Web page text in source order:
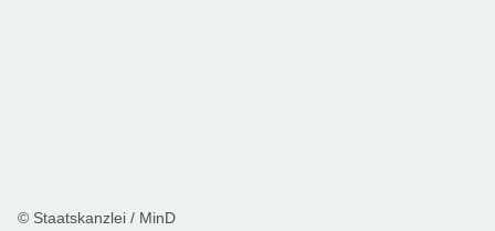
© Staatskanzlei / MinD